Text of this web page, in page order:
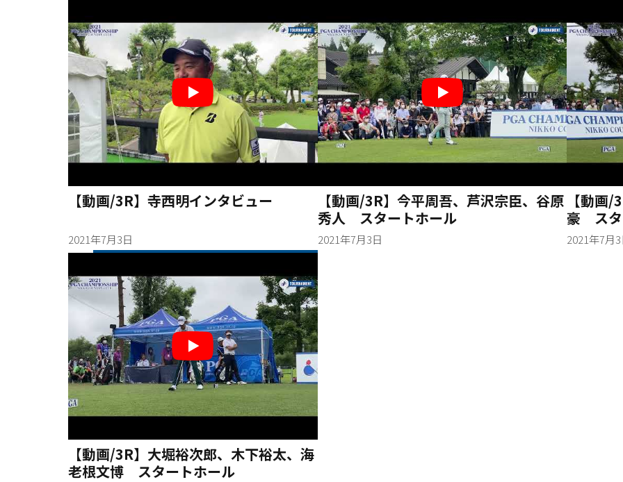
【動画/3R】寺西明インタビュー
2021年7月3日
【動画/3R】今平周吾、芦沢宗臣、谷原
秀人 スタートホール
2021年7月3日
【動画
豪 スタ
2021年7月
【動画/3R】大堀裕次郎、木下裕太、海
老根文博 スタートホール